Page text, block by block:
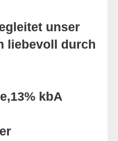
unser
liebevoll durch
kbA